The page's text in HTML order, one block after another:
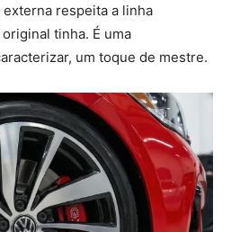
respeita a linha
tinha. É uma
um toque de mestre.